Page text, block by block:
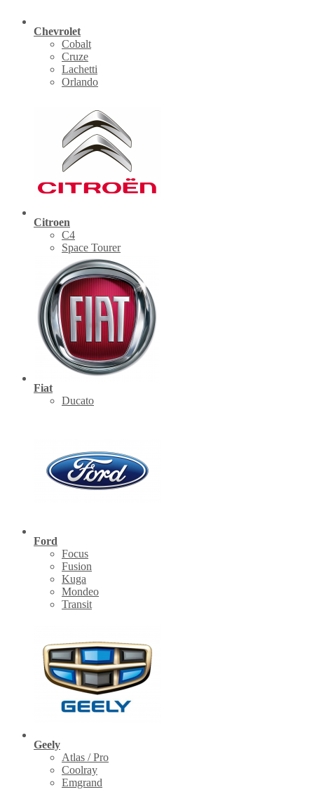
Chevrolet
Cobalt
Cruze
Lachetti
Orlando
Citroen
C4
Space Tourer
Fiat
Ducato
Ford
Focus
Fusion
Kuga
Mondeo
Transit
Geely
Atlas / Pro
Coolray
Emgrand